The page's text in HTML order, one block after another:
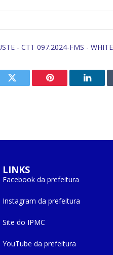
- CTT 097.2024-FMS -
Twitter Pinterest
O
LINKS
Facebook da prefeitura
Instagram da prefeitura
Site do IPMC
YouTube da prefeitura